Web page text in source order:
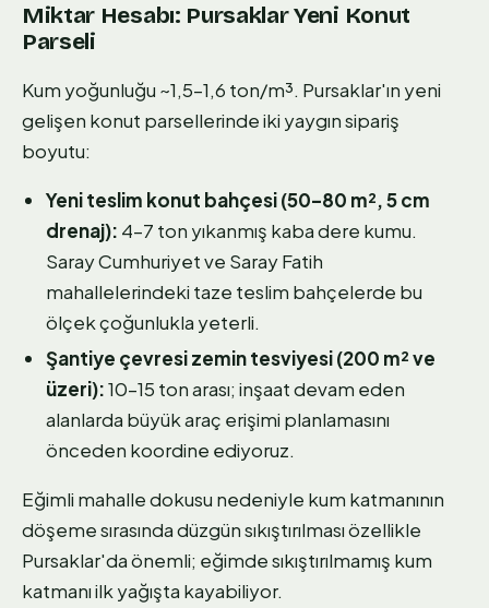
Miktar Hesabı: Pursaklar Yeni Konut
Parseli
Kum yoğunluğu ~1,5–1,6 ton/m³. Pursaklar'ın yeni
gelişen konut parsellerinde iki yaygın sipariş
boyutu:
Yeni teslim konut bahçesi (50–80 m², 5 cm
drenaj): 4–7 ton yıkanmış kaba dere kumu.
Saray Cumhuriyet ve Saray Fatih
mahallelerindeki taze teslim bahçelerde bu
ölçek çoğunlukla yeterli.
Şantiye çevresi zemin tesviyesi (200 m² ve
üzeri):10–15 ton arası; inşaat devam eden
alanlarda büyük araç erişimi planlamasını
önceden koordine ediyoruz.
Eğimli mahalle dokusu nedeniyle kum katmanının
döşeme sırasında düzgün sıkıştırılması özellikle
Pursaklar'da önemli; eğimde sıkıştırılmamış kum
katmanı ilk yağışta kayabiliyor.